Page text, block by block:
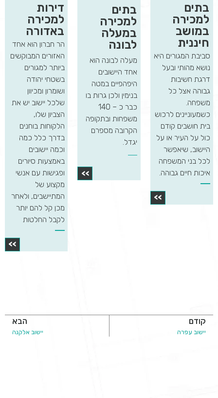
בתים
למכירה
במושב
חיננית
סביבת המגורים היא
נושא מהותי ובעל
דרגת חשיבות
גבוהה אצל כל
משפחה.
כשמעוניינים לרכוש
בית חושבים קודם
כול על העיר או על
היישוב, שיאפשר
לכל בני המשפחה
איכות חיים גבוהה.
>>
בתים
למכירה
במעלה
לבונה
מעלה לבונה הוא
אחד היישובים
היפהפיים במטה
בנימין ולכן גרות בו
כבר כ – 140
משפחות ובתקופה
הקרובה מספרם
יגדל.
>>
דירות
למכירה
באדורה
הר חברון הוא אחד
האזורים המבוקשים
ביותר למגורים
בשטחי יהודה
ושומרון ומכיוון
שלכל יישוב יש את
הצביון שלו,
הלקוחות בוחנים
בדרך כלל כמה
וכמה יישובים
באמצעות סיורים
ופגישות עם אנשי
מקצוע של
המתיישבים, ולאחר
מכן קל להם יותר
לקבל החלטות
>>
קודם
יישוב עפרה
הבא
יישוב אלקנה